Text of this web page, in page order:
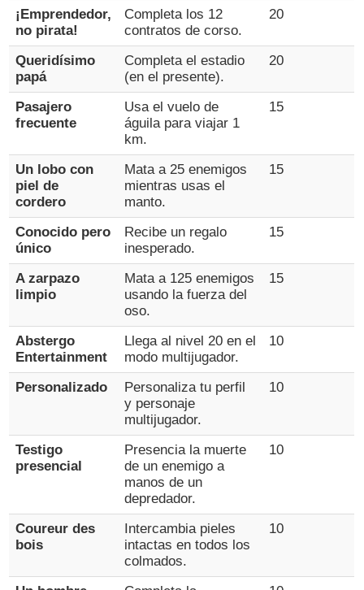
¡Emprendedor,
no pirata!
Completa los 12
contratos de corso.
20
Queridísimo
papá
Completa el estadio
(en el presente).
20
Pasajero
frecuente
Usa el vuelo de
águila para viajar 1
km.
15
Un lobo con
piel de
cordero
Mata a 25 enemigos
mientras usas el
manto.
15
Conocido pero
único
Recibe un regalo
inesperado.
15
A zarpazo
limpio
Mata a 125 enemigos
usando la fuerza del
oso.
15
Abstergo
Entertainment
Llega al nivel 20 en el
modo multijugador.
10
Personalizado
Personaliza tu perfil
y personaje
multijugador.
10
Testigo
presencial
Presencia la muerte
de un enemigo a
manos de un
depredador.
10
Coureur des
bois
Intercambia pieles
intactas en todos los
colmados.
10